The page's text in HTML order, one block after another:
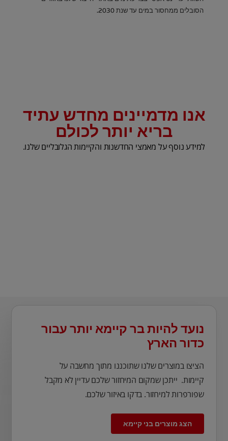
הסובלים ממחסור במים עד שנת 2030.
אנו מדמיינים מחדש עתיד
בריא יותר לכולם
למידע נוסף על מאמצי החדשנות והקיימות הגלובליים שלנו.
נועד להיות בר קיימא יותר עבור
כדור הארץ
הציצו במוצרים שלנו שתוכננו מתוך מחשבה על
קיימות. ייתכן שמקום המיחזור שלכם עדיין לא מקבל
שפורפרות למיחזור. בדקו באיזור שלכם.
הצג מוצרים בני קיימא